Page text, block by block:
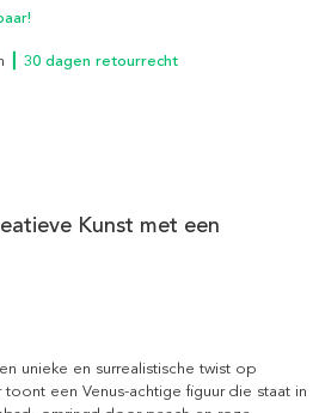
┃ 30 dagen retourrecht
Kunst met een
unieke en surrealistische twist op
een Venus-achtige figuur die staat in